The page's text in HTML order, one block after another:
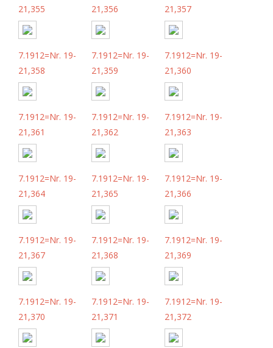
21,355
21,356
21,357
7.1912=Nr. 19-
21,358
7.1912=Nr. 19-
21,359
7.1912=Nr. 19-
21,360
7.1912=Nr. 19-
21,361
7.1912=Nr. 19-
21,362
7.1912=Nr. 19-
21,363
7.1912=Nr. 19-
21,364
7.1912=Nr. 19-
21,365
7.1912=Nr. 19-
21,366
7.1912=Nr. 19-
21,367
7.1912=Nr. 19-
21,368
7.1912=Nr. 19-
21,369
7.1912=Nr. 19-
21,370
7.1912=Nr. 19-
21,371
7.1912=Nr. 19-
21,372